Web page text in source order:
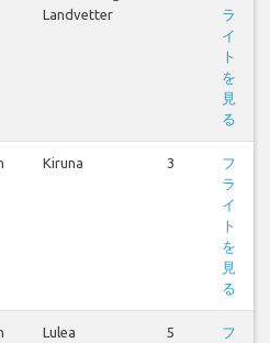
Landvetter
ラ
イ
ト
を
見
る
Kiruna 3
フ
ラ
イ
ト
を
見
る
Lulea 5
フ